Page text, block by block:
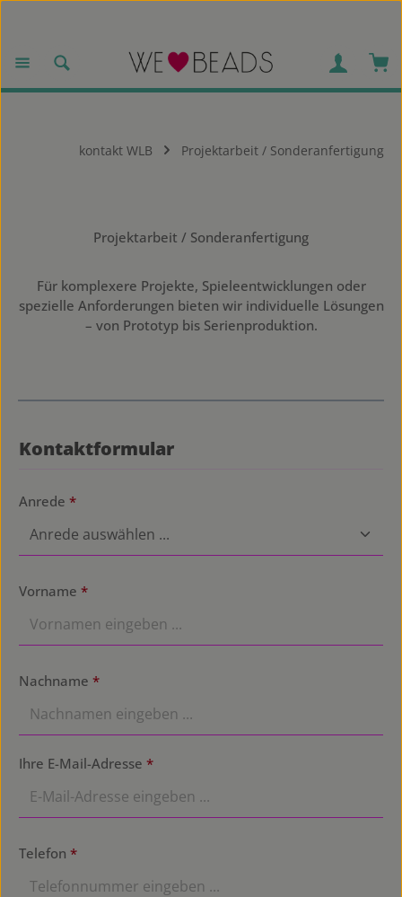
kontakt WLB Projektarbeit / Sonderanfertigung
Projektarbeit / Sonderanfertigung
Für komplexere Projekte, Spieleentwicklungen oder
spezielle Anforderungen bieten wir individuelle Lösungen
– von Prototyp bis Serienproduktion.
Kontaktformular
Anrede *
Vorname *
Nachname *
Ihre E-Mail-Adresse *
Telefon *